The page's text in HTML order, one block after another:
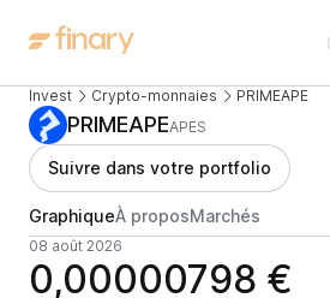
Invest Crypto-monnaies PRIMEAPE
PRIMEAPEAPES
Suivre dans votre portfolio
GraphiqueÀ proposMarchés
08 août 2026
0,00000798 €